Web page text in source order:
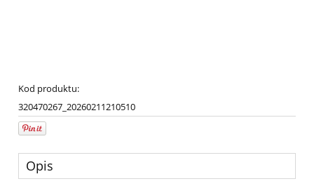
Kod produktu:
320470267_20260211210510
Opis